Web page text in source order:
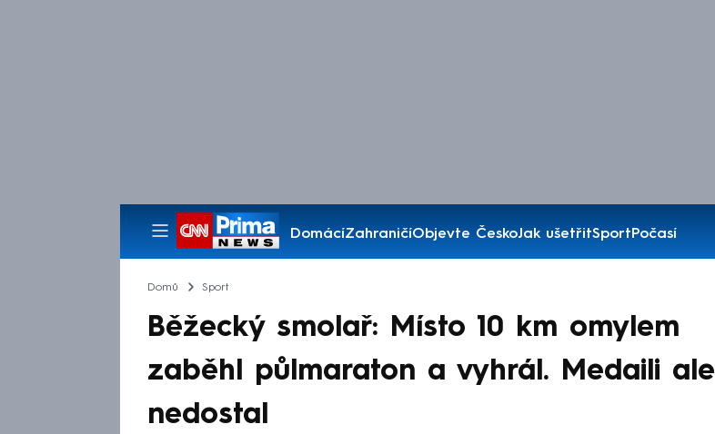
DomácíZahraničíObjevte ČeskoJak ušetřitSportPočasí
Pořady
Domů Sport
Běžecký smolař: Místo 10 km omylem
zaběhl půlmaraton a vyhrál. Medaili ale
nedostal